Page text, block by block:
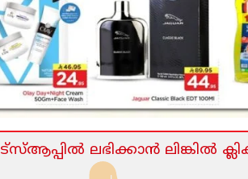
ലഭിക്കാന്‍ ലിങ്കില്‍